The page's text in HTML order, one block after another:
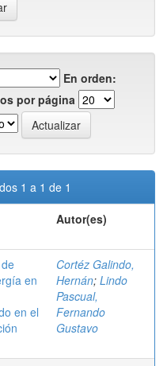
En orden:
por página
1 a 1 de 1
Autor(es)
en
en el
Cortéz Galindo,
Hernán; Lindo
Pascual,
Fernando
Gustavo